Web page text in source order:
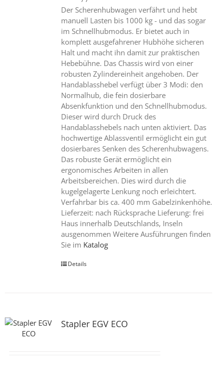
Der Scherenhubwagen verfährt und hebt
manuell Lasten bis 1000 kg - und das sogar
im Schnellhubmodus. Er bietet auch in
komplett ausgefahrener Hubhöhe sicheren
Halt und macht ihn damit zur praktischen
Hebebühne. Das Chassis wird von einer
robusten Zylindereinheit angehoben. Der
Handablasshebel verfügt über 3 Modi: den
Normalhub, die fein dosierbare
Absenkfunktion und den Schnellhubmodus.
Dieser wird durch Druck des
Handablasshebels nach unten aktiviert. Das
hochwertige Ablassventil ermöglicht ein gut
dosierbares Senken des Scherenhubwagens.
Das robuste Gerät ermöglicht ein
ergonomisches Arbeiten in allen
Arbeitsbereichen. Dies wird durch die
kugelgelagerte Lenkung noch erleichtert.
Verfahrbar bis ca. 400 mm Gabelzinkenhöhe.
Lieferzeit: nach Rücksprache Lieferung: frei
Haus innerhalb Deutschlands, Inseln
ausgenommen Weitere Ausführungen finden
Sie im Katalog
Details
Stapler EGV ECO